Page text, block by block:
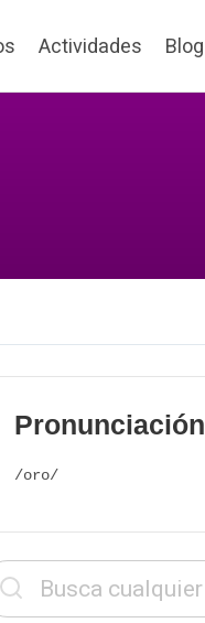
Actividades Blog
Pronunciación
/oro/